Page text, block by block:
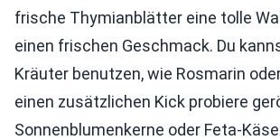
frische Thymianblätter eine tolle
einen frischen Geschmack. Du
Kräuter benutzen, wie Rosmarin
einen zusätzlichen Kick probiere
Sonnenblumenkerne oder Feta-